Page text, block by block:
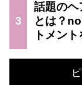
3
話題のヘ
とは？
トメン